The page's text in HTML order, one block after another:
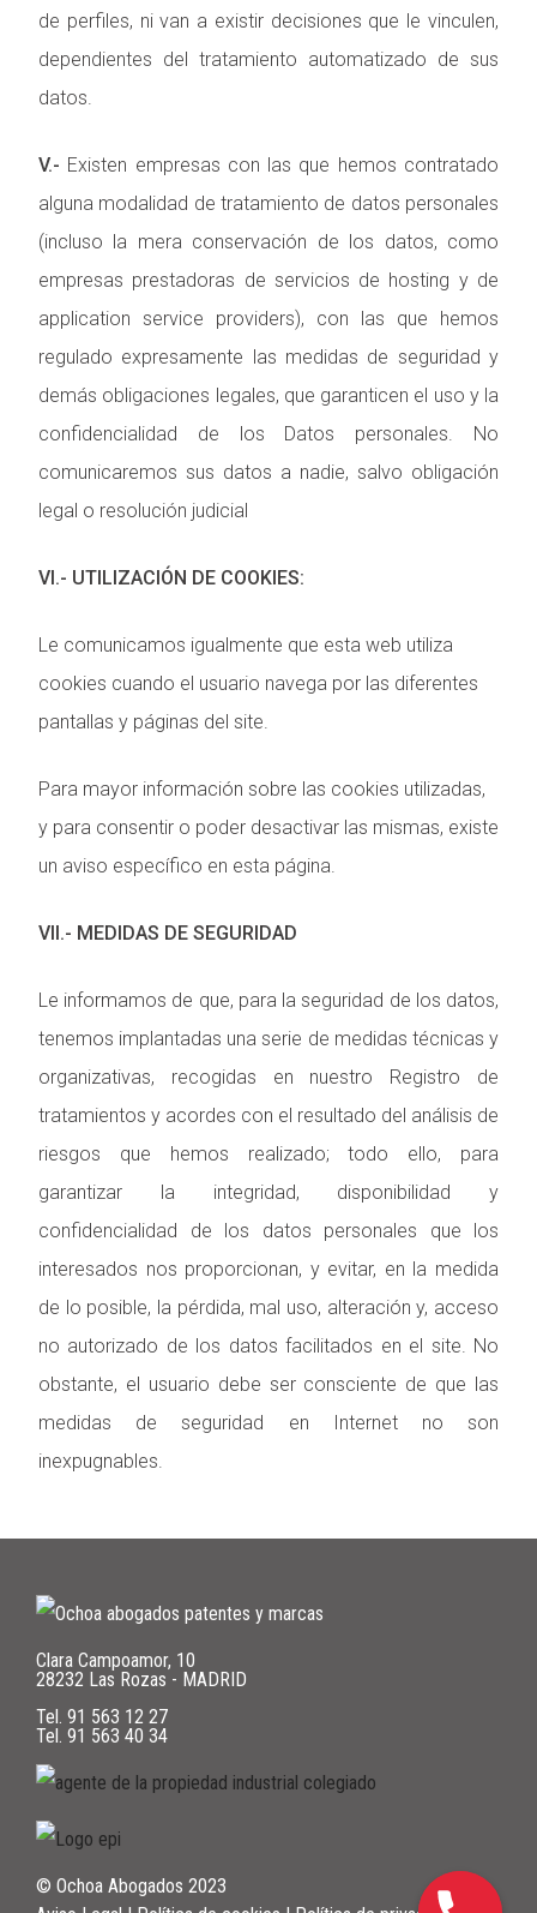
de perfiles, ni van a existir decisiones que le vinculen,
dependientes del tratamiento automatizado de sus
datos.
V.- Existen empresas con las que hemos contratado
alguna modalidad de tratamiento de datos personales
(incluso la mera conservación de los datos, como
empresas prestadoras de servicios de hosting y de
application service providers), con las que hemos
regulado expresamente las medidas de seguridad y
demás obligaciones legales, que garanticen el uso y la
confidencialidad de los Datos personales. No
comunicaremos sus datos a nadie, salvo obligación
legal o resolución judicial
VI.- UTILIZACIÓN DE COOKIES:
Le comunicamos igualmente que esta web utiliza
cookies cuando el usuario navega por las diferentes
pantallas y páginas del site.
Para mayor información sobre las cookies utilizadas,
y para consentir o poder desactivar las mismas, existe
un aviso específico en esta página.
VII.- MEDIDAS DE SEGURIDAD
Le informamos de que, para la seguridad de los datos,
tenemos implantadas una serie de medidas técnicas y
organizativas, recogidas en nuestro Registro de
tratamientos y acordes con el resultado del análisis de
riesgos que hemos realizado; todo ello, para
garantizar la integridad, disponibilidad y
confidencialidad de los datos personales que los
interesados nos proporcionan, y evitar, en la medida
de lo posible, la pérdida, mal uso, alteración y, acceso
no autorizado de los datos facilitados en el site. No
obstante, el usuario debe ser consciente de que las
medidas de seguridad en Internet no son
inexpugnables.
Clara Campoamor, 10
28232 Las Rozas - MADRID
Tel. 91 563 12 27
Tel. 91 563 40 34
© Ochoa Abogados 2023